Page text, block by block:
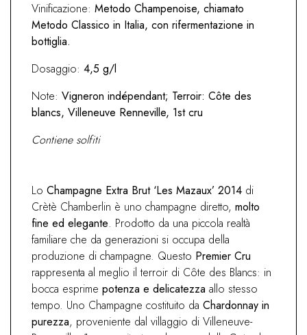
Vinificazione: Metodo Champenoise, chiamato
Metodo Classico in Italia, con rifermentazione in
bottiglia.
Dosaggio: 4,5 g/l
Note: Vigneron indépendant; Terroir: Côte des
blancs, Villeneuve Renneville, 1st cru
Contiene solfiti
Lo Champagne Extra Brut ‘Les Mazaux’ 2014 di
Crètè Chamberlin è uno champagne diretto, molto
fine ed elegante. Prodotto da una piccola realtà
familiare che da generazioni si occupa della
produzione di champagne. Questo Premier Cru
rappresenta al meglio il terroir di Côte des Blancs: in
bocca esprime potenza e delicatezza allo stesso
tempo. Uno Champagne costituito da Chardonnay in
purezza, proveniente dal villaggio di Villeneuve-